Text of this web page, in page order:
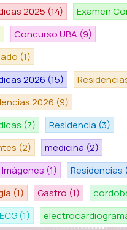
2025 (14) Examen
Concurso UBA (9)
(1)
2026 (15)
2026 (9)
(7) Residencia (3)
(2) medicina (2)
Imágenes (1) Residencias
(1) Gastro (1)
ECG (1)